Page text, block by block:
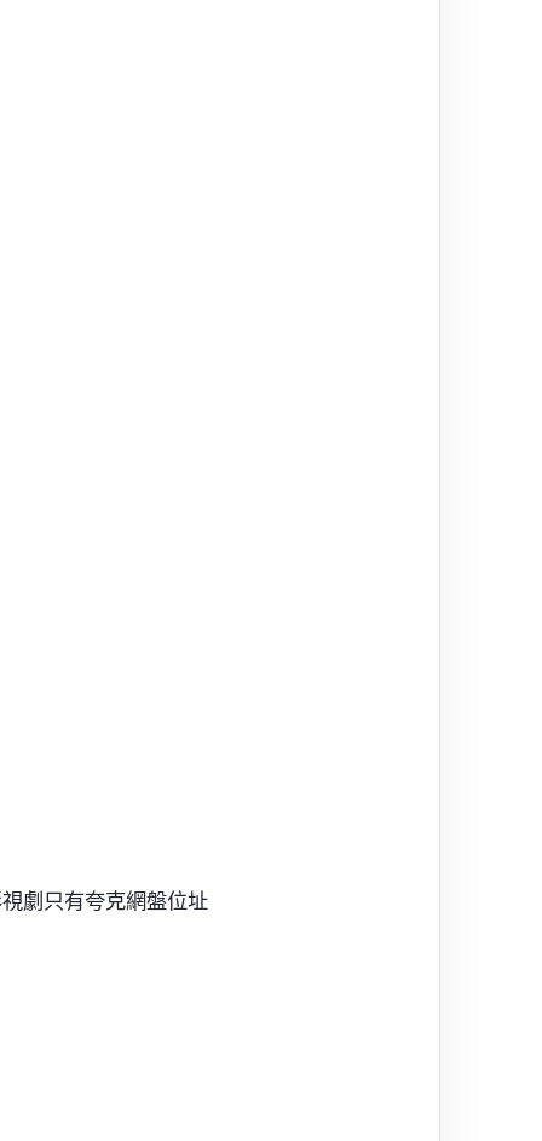
劇只有夸克網盤位址